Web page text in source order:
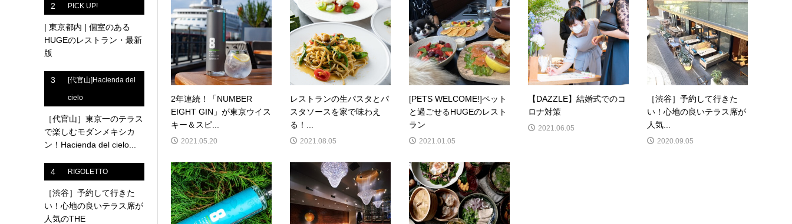
2年連続！「NUMBER
EIGHT GIN」が東京ウイス
キー＆スピ...
2021.05.20
レストランの生パスタとパ
スタソースを家で味わえ
る！...
2021.08.05
[PETS WELCOME!]ペット
と過ごせるHUGEのレスト
ラン
2021.01.05
【DAZZLE】結婚式でのコ
ロナ対策
2021.06.05
［渋谷］予約して行きた
い！心地の良いテラス席が
人気...
2020.09.05
2 PICK UP!
| 東京都内 | 個室のある
HUGEのレストラン・最新
版
3 [代官山]Hacienda del
cielo
［代官山］東京一のテラス
で楽しむモダンメキシカ
ン！Hacienda del cielo...
4 RIGOLETTO
［渋谷］予約して行きた
い！心地の良いテラス席が
人気のTHE